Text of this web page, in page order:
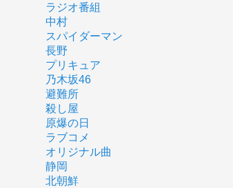
ラジオ番組
中村
スパイダーマン
長野
プリキュア
乃木坂46
避難所
殺し屋
原爆の日
ラブコメ
オリジナル曲
静岡
北朝鮮